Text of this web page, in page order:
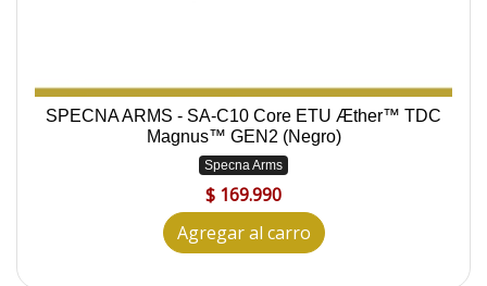
SPECNA ARMS - SA-C10 Core ETU Æther™ TDC
Magnus™ GEN2 (Negro)
Specna Arms
$ 169.990
Agregar al carro